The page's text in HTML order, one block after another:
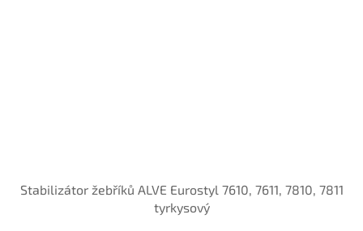
Stabilizátor žebříků ALVE Eurostyl 7610, 7611, 7810, 7811
tyrkysový